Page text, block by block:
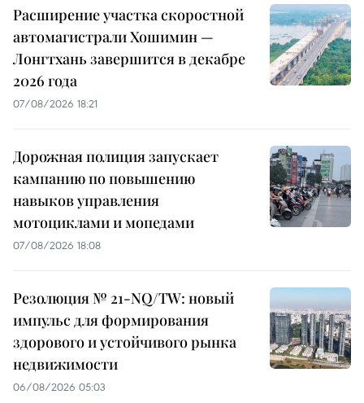
Расширение участка скоростной
автомагистрали Хошимин —
Лонгтхань завершится в декабре
2026 года
07/08/2026 18:21
Дорожная полиция запускает
кампанию по повышению
навыков управления
мотоциклами и мопедами
07/08/2026 18:08
Резолюция № 21-NQ/TW: новый
импульс для формирования
здорового и устойчивого рынка
недвижимости
06/08/2026 05:03